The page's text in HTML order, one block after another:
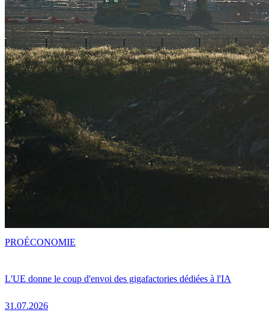
L'UE donne le coup d'envoi des gigafactories dédiées à l'IA
31.07.2026
PROÉCONOMIE